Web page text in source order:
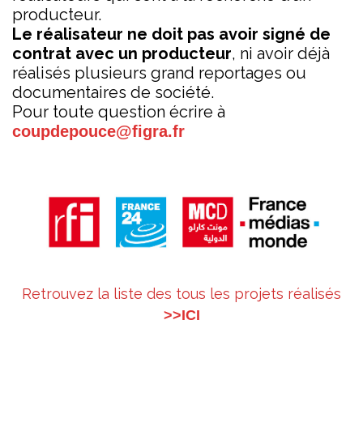
producteur.
Le réalisateur ne doit pas avoir signé de
contrat avec un producteur, ni avoir déjà
réalisés plusieurs grand reportages ou
documentaires de société.
Pour toute question écrire à
coupdepouce@figra.fr
Retrouvez la liste des tous les projets réalisés
>>ICI